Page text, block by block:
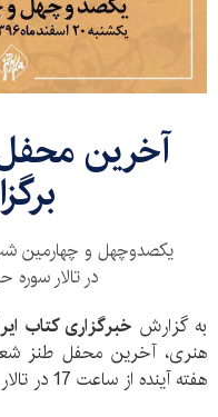
آخرین
یکصدوچهل و چهارمین
در تالار
به گزارش خبرگزاری کتاب
هفته آینده از ساعت 17 در تالار سوره برگزار می‌شود.